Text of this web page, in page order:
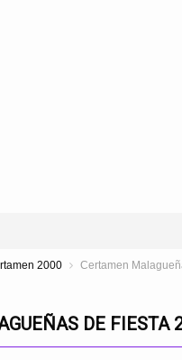
2000 Certamen
DE FIESTA